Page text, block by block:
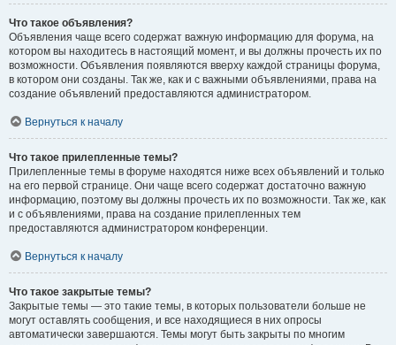
Что такое объявления?
Объявления чаще всего содержат важную информацию для форума, на
котором вы находитесь в настоящий момент, и вы должны прочесть их по
возможности. Объявления появляются вверху каждой страницы форума,
в котором они созданы. Так же, как и с важными объявлениями, права на
создание объявлений предоставляются администратором.
Вернуться к началу
Что такое прилепленные темы?
Прилепленные темы в форуме находятся ниже всех объявлений и только
на его первой странице. Они чаще всего содержат достаточно важную
информацию, поэтому вы должны прочесть их по возможности. Так же, как
и с объявлениями, права на создание прилепленных тем
предоставляются администратором конференции.
Вернуться к началу
Что такое закрытые темы?
Закрытые темы — это такие темы, в которых пользователи больше не
могут оставлять сообщения, и все находящиеся в них опросы
автоматически завершаются. Темы могут быть закрыты по многим